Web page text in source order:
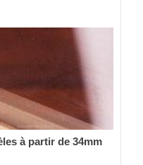
à partir de 34mm